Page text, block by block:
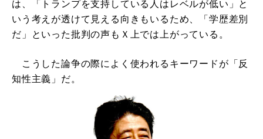
は、「トランプを支持している人はレベルが低い」と
いう考えが透けて見える向きもいるため、「学歴差別
だ」といった批判の声もＸ上では上がっている。
こうした論争の際によく使われるキーワードが「反
知性主義」だ。